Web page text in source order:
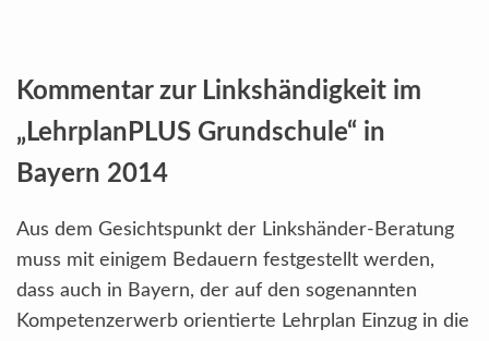
Kommentar zur Linkshändigkeit im
„LehrplanPLUS Grundschule“ in
Bayern 2014
Aus dem Gesichtspunkt der Linkshänder-Beratung
muss mit einigem Bedauern festgestellt werden,
dass auch in Bayern, der auf den sogenannten
Kompetenzerwerb orientierte Lehrplan Einzug in die